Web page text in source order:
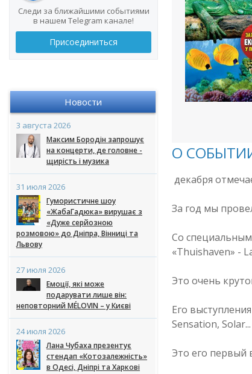
Следи за ближайшими событиями
в нашем Telegram канале!
Присоединиться
Новости
3 августа 2026
Максим Бородін запрошує
на концерти, де головне -
щирість і музика
31 июля 2026
Гумористичне шоу
«ЖабаГадюка» вирушає з
«Дуже серйозною
розмовою» до Дніпра, Вінниці та
Львову
27 июля 2026
Емоції, які може
подарувати лише він:
неповторний MÉLOVIN – у Києві
24 июля 2026
Лана Чубаха презентує
стендап «Котозалежність»
в Одесі, Дніпрі та Харкові
О
декабря
За год мы
Со
«Thuishaven» -
Это очень
Его
Sensation, Solar...
Это его первый